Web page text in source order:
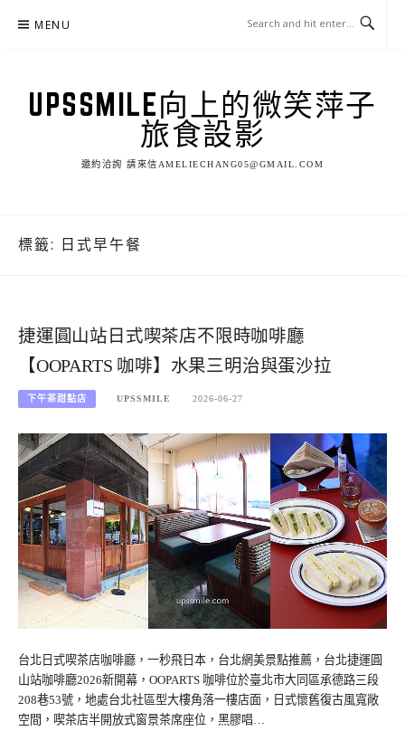
MENU
UPSSMILE向上的微笑萍子
旅食設影
邀約洽詢 請來信AMELIECHANG05@GMAIL.COM
標籤: 日式早午餐
捷運圓山站日式喫茶店不限時咖啡廳
【OOPARTS 咖啡】水果三明治與蛋沙拉
下午茶甜點店 UPSSMILE 2026-06-27
台北日式喫茶店咖啡廳，一秒飛日本，台北網美景點推薦，台北捷運圓
山站咖啡廳2026新開幕，OOPARTS 咖啡位於臺北市大同區承德路三段
208巷53號，地處台北社區型大樓角落一樓店面，日式懷舊復古風寬敞
空間，喫茶店半開放式窗景茶席座位，黑膠唱…